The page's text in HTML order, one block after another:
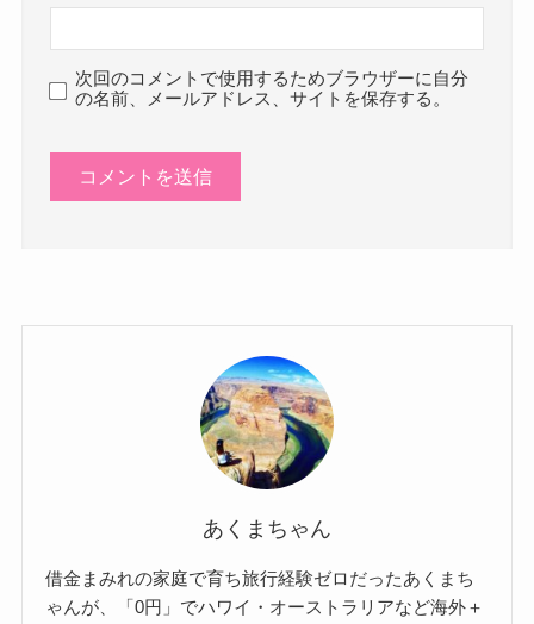
次回のコメントで使用するためブラウザーに自分
の名前、メールアドレス、サイトを保存する。
あくまちゃん
借金まみれの家庭で育ち旅行経験ゼロだったあくまち
ゃんが、「0円」でハワイ・オーストラリアなど海外＋